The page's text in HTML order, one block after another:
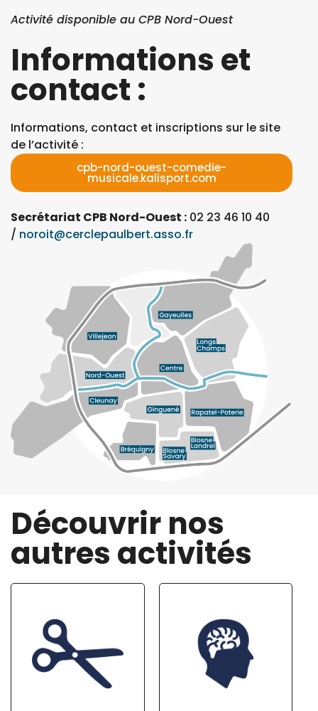
Activité disponible au CPB Nord-Ouest
Informations et
contact :
Informations, contact et inscriptions sur le site
de l’activité :
cpb-nord-ouest-comedie-
musicale.kalisport.com
Secrétariat CPB Nord-Ouest : 02 23 46 10 40
/ noroit@cerclepaulbert.asso.fr
Découvrir nos
autres activités